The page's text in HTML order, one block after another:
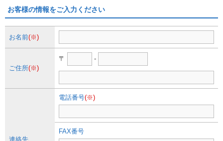
お客様の情報をご入力ください
お名前(※)
ご住所(※)
〒 -
連絡先
電話番号(※)
FAX番号